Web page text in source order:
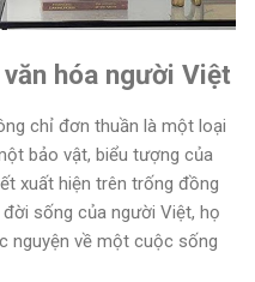
hóa người Việt
chỉ đơn thuần là một loại
bảo vật, biểu tượng của
xuất hiện trên trống đồng
sống của người Việt, họ
nguyện về một cuộc sống